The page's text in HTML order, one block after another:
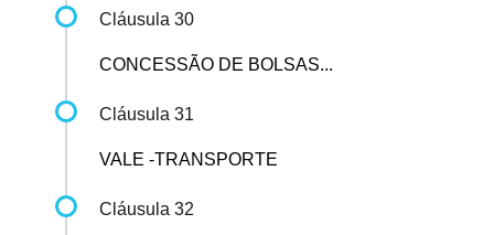
Cláusula 30
CONCESSÃO DE BOLSAS...
Cláusula 31
VALE -TRANSPORTE
Cláusula 32